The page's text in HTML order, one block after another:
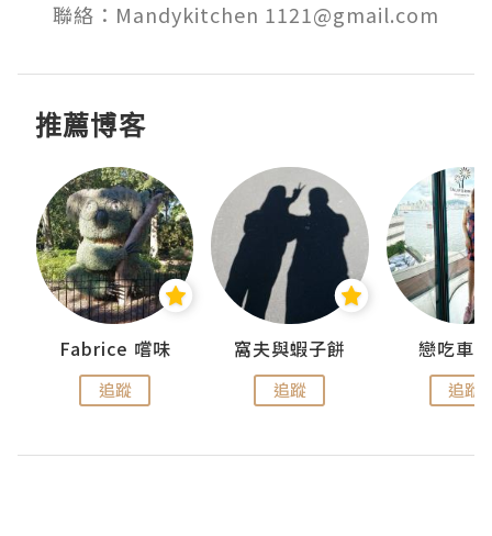
推薦博客
Fabrice 嚐味
追蹤
窩夫與蝦子餅
追蹤
戀吃車
追蹤